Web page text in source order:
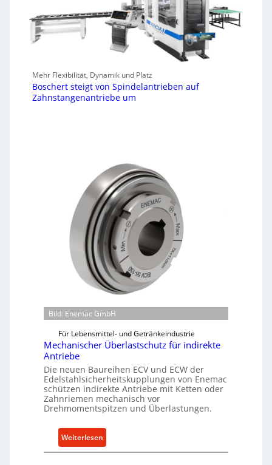
Mehr Flexibilität, Dynamik und Platz
Boschert steigt von Spindelantrieben auf
Zahnstangenantriebe um
Bild: Enemac GmbH
Für Lebensmittel- und Getränkeindustrie
Mechanischer Überlastschutz für indirekte
Antriebe
Die neuen Baureihen ECV und ECW der
Edelstahlsicherheitskupplungen von Enemac
schützen indirekte Antriebe mit Ketten oder
Zahnriemen mechanisch vor
Drehmomentspitzen und Überlastungen.
Weiterlesen
M